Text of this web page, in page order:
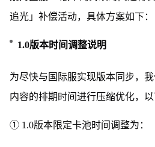
追光」补偿活动，具体方案如下：
1.0版本时间调整说明
为尽快与国际服实现版本同步，
内容的排期时间进行压缩优化，
① 1.0版本限定卡池时间调整为：